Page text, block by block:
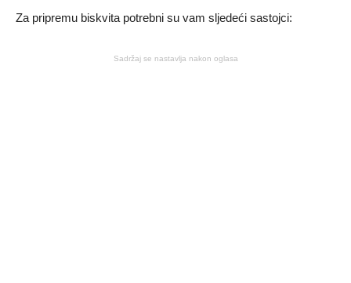
Za pripremu biskvita potrebni su vam sljedeći sastojci:
Sadržaj se nastavlja nakon oglasa